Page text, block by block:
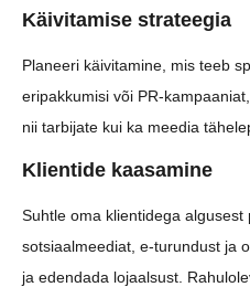
Käivitamise strateegia
Planeeri käivitamine, mis teeb
eripakkumisi või PR-
nii tarbijate kui ka meedia
Klientide kaasamine
Suhtle oma klientidega algusest
sotsiaalmeediat, e-turundust ja
ja edendada lojaalsust.